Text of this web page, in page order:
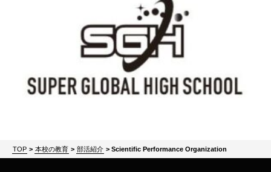
TOP > 本校の教育 > 部活紹介 > Scientific Performance Organization